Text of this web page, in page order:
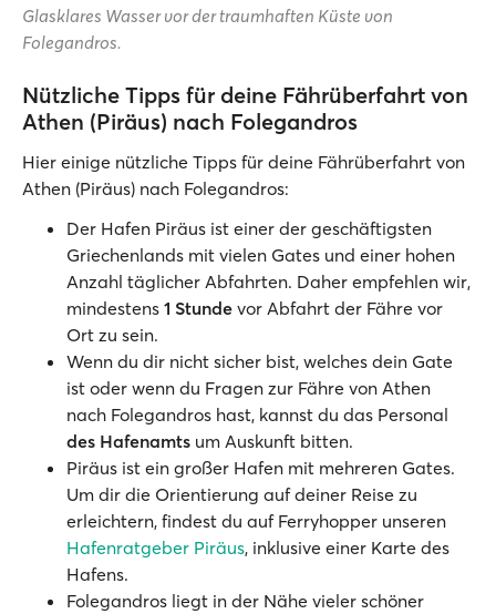
Glasklares Wasser vor der traumhaften Küste von
Folegandros.
Nützliche Tipps für deine Fährüberfahrt von
Athen (Piräus) nach Folegandros
Hier einige nützliche Tipps für deine Fährüberfahrt von
Athen (Piräus) nach Folegandros:
Der Hafen Piräus ist einer der geschäftigsten
Griechenlands mit vielen Gates und einer hohen
Anzahl täglicher Abfahrten. Daher empfehlen wir,
mindestens 1 Stunde vor Abfahrt der Fähre vor
Ort zu sein.
Wenn du dir nicht sicher bist, welches dein Gate
ist oder wenn du Fragen zur Fähre von Athen
nach Folegandros hast, kannst du das Personal
des Hafenamts um Auskunft bitten.
Piräus ist ein großer Hafen mit mehreren Gates.
Um dir die Orientierung auf deiner Reise zu
erleichtern, findest du auf Ferryhopper unseren
Hafenratgeber Piräus, inklusive einer Karte des
Hafens.
Folegandros liegt in der Nähe vieler schöner